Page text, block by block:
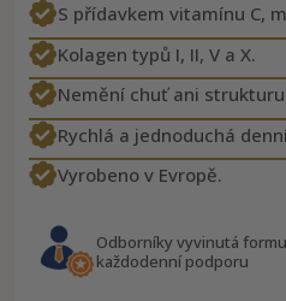
S přídavkem vitamínu C,
Kolagen typů I, II, V a X.
Nemění chuť ani
Rychlá a jednoduchá
Vyrobeno v Evropě.
Odborníky vyvinutá
každodenní podporu